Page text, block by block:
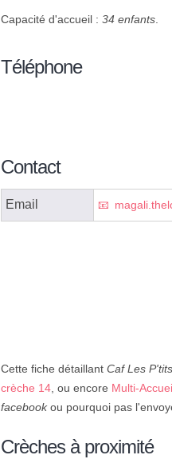
Capacité d'accueil : 34 enfants.
Téléphone
Contact
Email
Cette fiche détaillant Caf Les
crèche 14, ou encore Multi-
facebookou pourquoi pas
Crèches à proximité